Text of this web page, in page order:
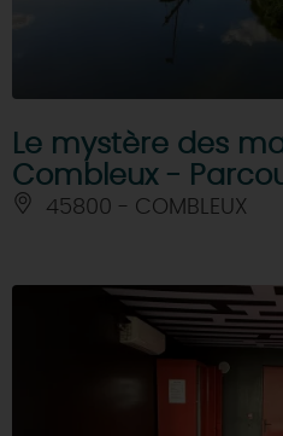
Le mystère des
Combleux -
45800 - COMBLEUX